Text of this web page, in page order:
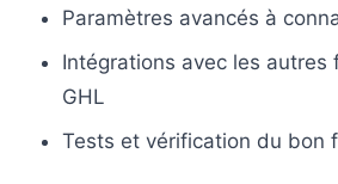
Paramètres avancés à
Intégrations avec les autres
GHL
Tests et vérification du bon